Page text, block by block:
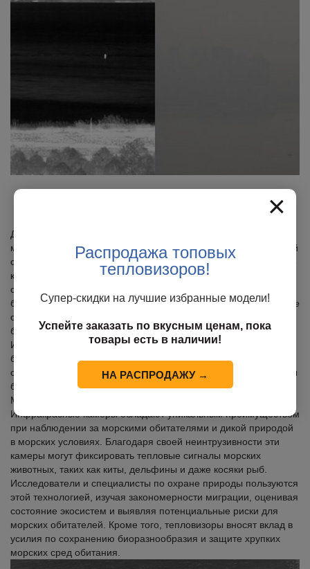
Для контроля и защиты жизненно важных водных путей в
морских системах безопасности и наблюдения в значительной
степени используются инфракрасные камеры. Инфракрасные
камеры обнаруживают и отслеживают движение судов,
обеспечивая раннее обнаружение потенциальных угроз
безопасности. Они позволяют выявлять несанкционированные
суда, отслеживать подозрительные действия и обеспечивать
безопасность портов, гаваней и морской инфраструктуры.
Интеграция тепловизоров в комплексные системы
безопасности на море повышает уровень ситуационной
осведомленности и позволяет принимать опережающие меры
безопасности.
Мониторинг живой природы и морских обитателей
Инфракрасные камеры обладают уникальным преимуществом
при наблюдении за морскими обитателями и дикой природой
в морских условиях. Благодаря своей неинтрузивности эти
камеры могут фиксировать тепловые сигналы морских
животных, таких как киты, дельфины и даже косяки рыб.
Исследователи и специалисты по охране природы пользуются
этой технологией, изучая закономерности миграции, оценивая
состояние экосистем и выявляя потенциальные риски для
морских обитателей. Кроме того, тепловизоры вносят вклад в
усилия по сохранению биоразнообразия и защите хрупких
морских сред обитания.
×
Распродажа топовых
тепловизоров!
Супер-скидки на лучшие избранные модели!
Успейте заказать по вкусным ценам, пока
товары есть в наличии!
НА РАСПРОДАЖУ →